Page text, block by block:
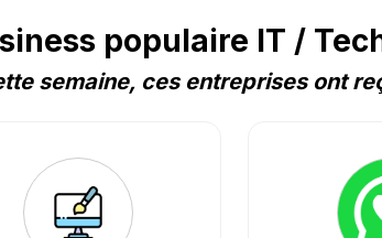
populaire IT /
semaine, ces entreprises ont